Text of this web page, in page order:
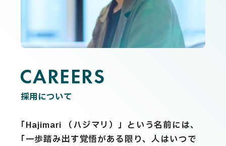
CAREERS
CAREERS
採用について
「Hajimari （ハジマリ）」という名前には、
「一歩踏み出す覚悟がある限り、人はいつで